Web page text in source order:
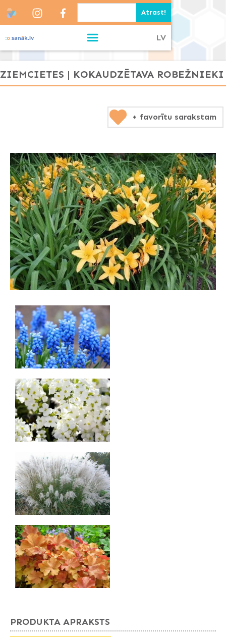
LV
ZIEMCIETES | KOKAUDZĒTAVA ROBEŽNIEKI
+ favorītu sarakstam
PRODUKTA APRAKSTS